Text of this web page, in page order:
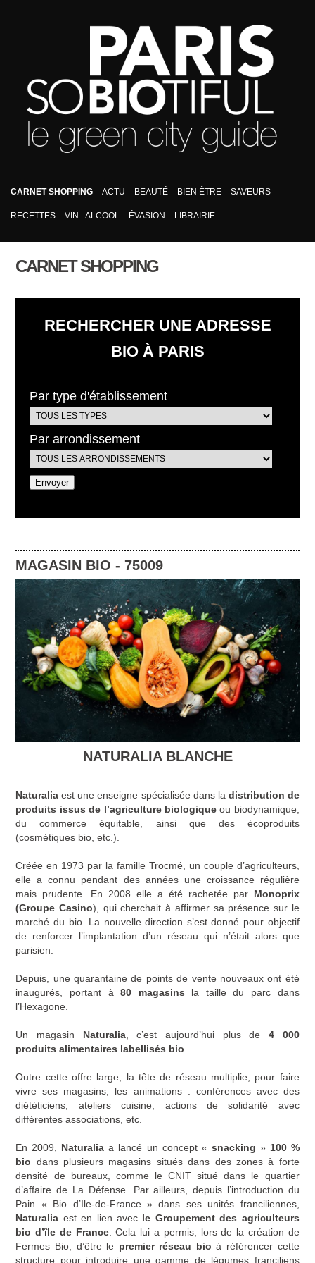
CARNET SHOPPING ACTU BEAUTÉ BIEN ÊTRE SAVEURS
RECETTES VIN - ALCOOL ÉVASION LIBRAIRIE
CARNET SHOPPING
RECHERCHER UNE ADRESSE
BIO À PARIS
Par type d'établissement
Par arrondissement
MAGASIN BIO -75009
NATURALIA BLANCHE
Naturalia est une enseigne spécialisée dans la distribution de
produits issus de l’agriculture biologiqueou biodynamique,
du commerce équitable, ainsi que des écoproduits
(cosmétiques bio, etc.).
Créée en 1973 par la famille Trocmé, un couple d’agriculteurs,
elle a connu pendant des années une croissance régulière
mais prudente. En 2008 elle a été rachetée par Monoprix
(Groupe Casino), qui cherchait à affirmer sa présence sur le
marché du bio. La nouvelle direction s’est donné pour objectif
de renforcer l’implantation d’un réseau qui n’était alors que
parisien.
Depuis, une quarantaine de points de vente nouveaux ont été
inaugurés, portant à 80 magasins la taille du parc dans
l’Hexagone.
Un magasin Naturalia, c’est aujourd’hui plus de 4 000
produits alimentaires labellisés bio
Outre cette offre large, la tête de réseau multiplie, pour faire
vivre ses magasins, les animations : conférences avec des
diététiciens, ateliers cuisine, actions de solidarité avec
différentes associations, etc.
En 2009, Naturalia a lancé un concept « snacking » 100 %
bio dans plusieurs magasins situés dans des zones à forte
densité de bureaux, comme le CNIT situé dans le quartier
d’affaire de La Défense. Par ailleurs, depuis l’introduction du
Pain « Bio d’Ile-de-France » dans ses unités franciliennes,
Naturalia est en lien avec le Groupement des agriculteurs
bio d’île de France. Cela lui a permis, lors de la création de
Fermes Bio, d’être le premier réseau bio à référencer cette
structure pour introduire une gamme de légumes franciliens